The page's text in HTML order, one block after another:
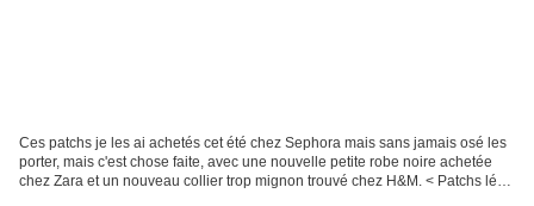
Ces patchs je les ai achetés cet été chez Sephora mais sans jamais osé les
porter, mais c'est chose faite, avec une nouvelle petite robe noire achetée
chez Zara et un nouveau collier trop mignon trouvé chez H&M. < Patchs léo -